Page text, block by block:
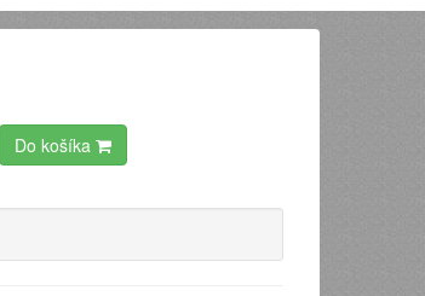
Do košíka